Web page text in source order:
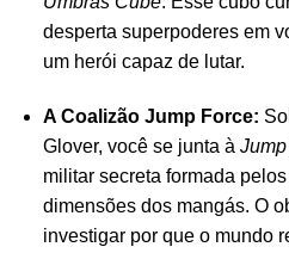
desperta superpoderes em
um herói capaz de lutar.
A Coalizão Jump Force:
Glover, você se junta à
militar secreta formada
dimensões dos mangás. O
investigar por que o mundo